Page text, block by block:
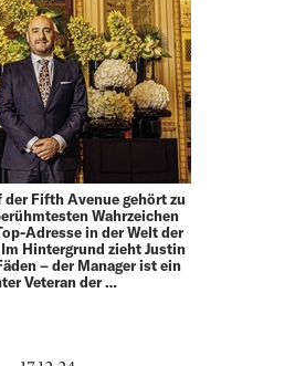
der Fifth Avenue gehört zu
Wahrzeichen
Adresse in der Welt der
Hintergrund zieht Justin
– der Manager ist ein
Veteran der …